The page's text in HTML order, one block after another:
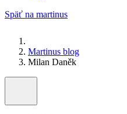
Späť na martinus
Martinus blog
Milan Daněk